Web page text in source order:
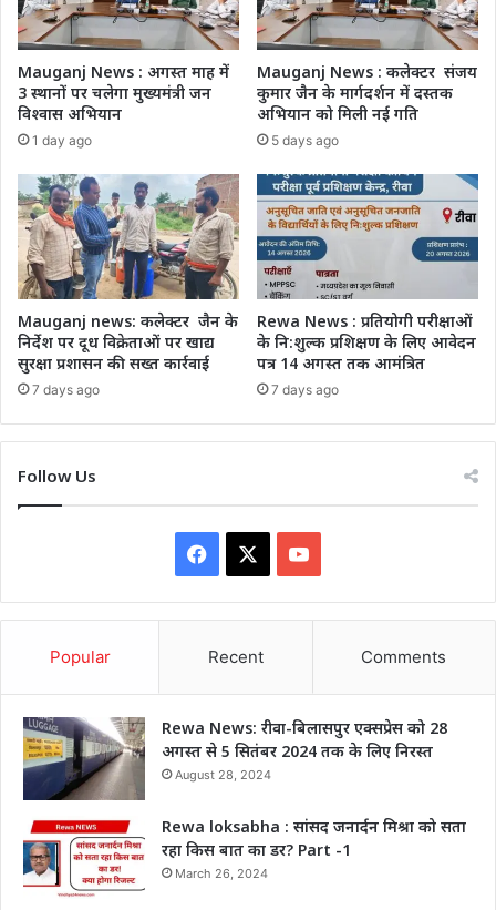
Mauganj News : अगस्त माह में
3 स्थानों पर चलेगा मुख्यमंत्री जन
विश्वास अभियान
1 day ago
Mauganj News : कलेक्टर संजय
कुमार जैन के मार्गदर्शन में दस्तक
अभियान को मिली नई गति
5 days ago
Mauganj news: कलेक्टर जैन के
निर्देश पर दूध विक्रेताओं पर खाद्य
सुरक्षा प्रशासन की सख्त कार्रवाई
7 days ago
Rewa News : प्रतियोगी परीक्षाओं
के नि:शुल्क प्रशिक्षण के लिए आवेदन
पत्र 14 अगस्त तक आमंत्रित
7 days ago
Follow Us
Facebook YouTube
Popular Recent Comments
Rewa News: रीवा-बिलासपुर एक्सप्रेस को 28
अगस्त से 5 सितंबर 2024 तक के लिए निरस्त
August 28, 2024
Rewa loksabha : सांसद जनार्दन मिश्रा को सता
रहा किस बात का डर? Part -1
March 26, 2024